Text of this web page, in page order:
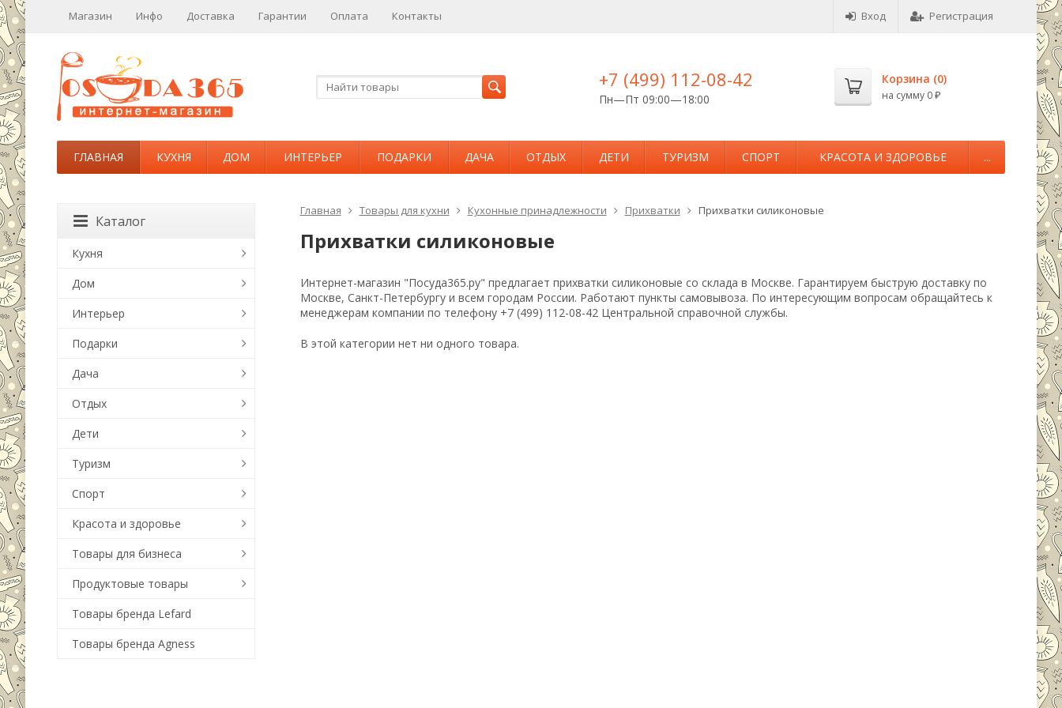
Магазин Инфо Доставка Гарантии Оплата Контакты Вход Регистрация
+7 (499) 112-08-42
Пн—Пт 09:00—18:00
Корзина (0)
на сумму 0 ₽
ГЛАВНАЯ КУХНЯ ДОМ ИНТЕРЬЕР ПОДАРКИ ДАЧА ОТДЫХ ДЕТИ ТУРИЗМ СПОРТ КРАСОТА И ЗДОРОВЬЕ ...
Главная Товары для кухни Кухонные принадлежности Прихватки Прихватки силиконовые
Прихватки силиконовые
Интернет-магазин "Посуда365.ру" предлагает прихватки силиконовые со склада в Москве. Гарантируем быструю доставку по
Москве, Санкт-Петербургу и всем городам России. Работают пункты самовывоза. По интересующим вопросам обращайтесь к
менеджерам компании по телефону +7 (499) 112-08-42 Центральной справочной службы.
В этой категории нет ни одного товара.
Каталог
Кухня
Дом
Интерьер
Подарки
Дача
Отдых
Дети
Туризм
Спорт
Красота и здоровье
Товары для бизнеса
Продуктовые товары
Товары бренда Lefard
Товары бренда Agness